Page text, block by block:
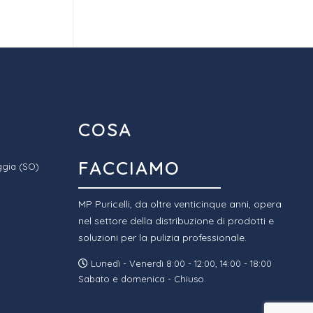
(SO)
COSA
FACCIAMO
MP Puricelli, da oltre venticinque anni, opera
nel settore della distribuzione di prodotti e
soluzioni per la pulizia professionale.
Lunedì - Venerdì 8:00 - 12:00, 14:00 - 18:00
Sabato e domenica - Chiuso.